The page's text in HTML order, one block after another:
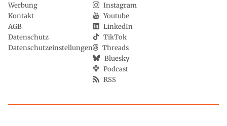
Werbung
Kontakt
AGB
Datenschutz
Datenschutzeinstellungen
Instagram
Youtube
LinkedIn
TikTok
Threads
Bluesky
Podcast
RSS